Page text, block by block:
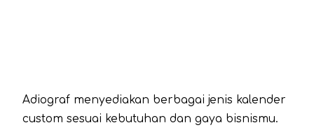
Adiograf menyediakan berbagai jenis kalender
custom sesuai kebutuhan dan gaya bisnismu.